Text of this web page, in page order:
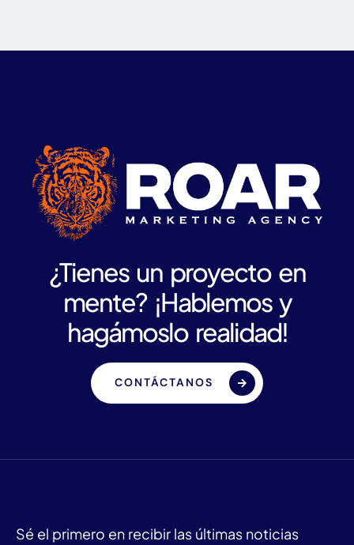
¿Tienes un proyecto en
mente? ¡Hablemos y
hagámoslo realidad!
CONTÁCTANOS
Sé el primero en recibir las últimas noticias